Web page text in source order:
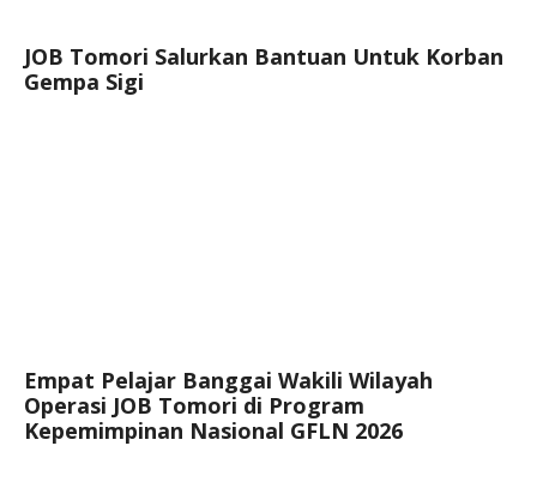
JOB Tomori Salurkan Bantuan Untuk Korban
Gempa Sigi
Empat Pelajar Banggai Wakili Wilayah
Operasi JOB Tomori di Program
Kepemimpinan Nasional GFLN 2026